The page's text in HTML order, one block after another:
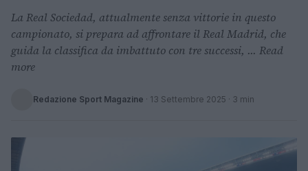
La Real Sociedad, attualmente senza vittorie in questo
campionato, si prepara ad affrontare il Real Madrid, che
guida la classifica da imbattuto con tre successi, ... Read
more
Redazione Sport Magazine · 13 Settembre 2025 · 3 min